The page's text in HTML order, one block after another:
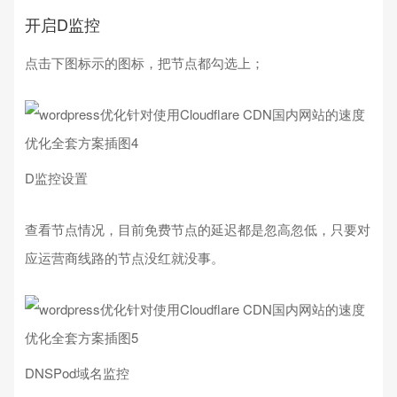
开启D监控
点击下图标示的图标，把节点都勾选上；
D监控设置
查看节点情况，目前免费节点的延迟都是忽高忽低，只要对
应运营商线路的节点没红就没事。
DNSPod域名监控